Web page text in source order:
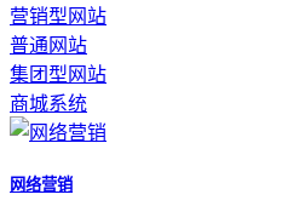
营销型网站
普通网站
集团型网站
商城系统
网络营销